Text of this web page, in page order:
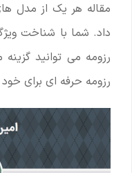
مقاله هر یک از مدل
داد. شما با شناخت
رزومه می توانید
رزومه حرفه ای برای